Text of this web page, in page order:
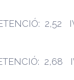
2,52
2,68